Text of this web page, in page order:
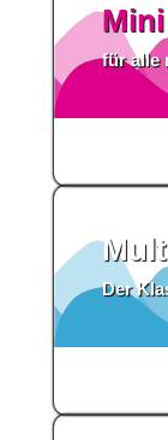
für alle
Der